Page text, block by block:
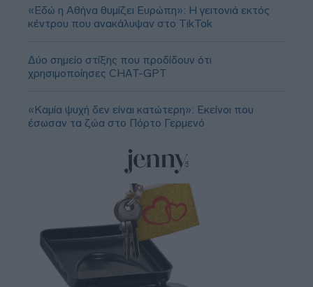
«Εδώ η Αθήνα θυμίζει Ευρώπη»: H γειτονιά εκτός
κέντρου που ανακάλυψαν στο TikTok
Δύο σημείο στίξης που προδίδουν ότι
χρησιμοποίησες CHAT-GPT
«Καμία ψυχή δεν είναι κατώτερη»: Εκείνοι που
έσωσαν τα ζώα στο Πόρτο Γερμενό